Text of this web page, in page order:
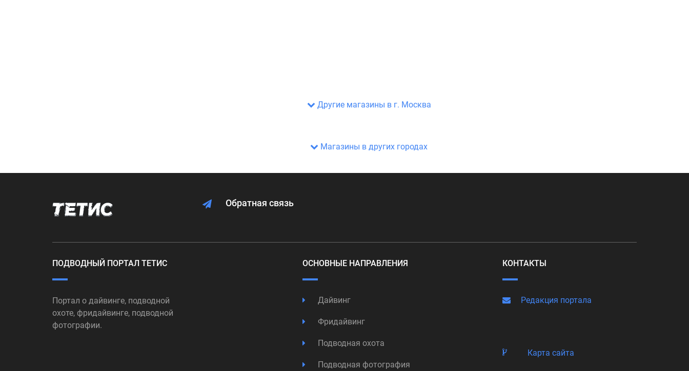
Другие магазины в г. Москва
Магазины в других городах
Обратная связь
ПОДВОДНЫЙ ПОРТАЛ ТЕТИС
Портал о дайвинге, подводной
охоте, фридайвинге, подводной
фотографии.
ОСНОВНЫЕ НАПРАВЛЕНИЯ
Дайвинг
Фридайвинг
Подводная охота
Подводная фотография
КОНТАКТЫ
Редакция портала
Карта сайта